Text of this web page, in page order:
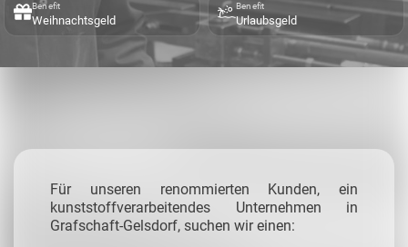
Benefit
Weihnachtsgeld
Benefit
Urlaubsgeld
Für unseren renommierten Kunden, ein
kunststoffverarbeitendes Unternehmen in
Grafschaft-Gelsdorf, suchen wir einen: